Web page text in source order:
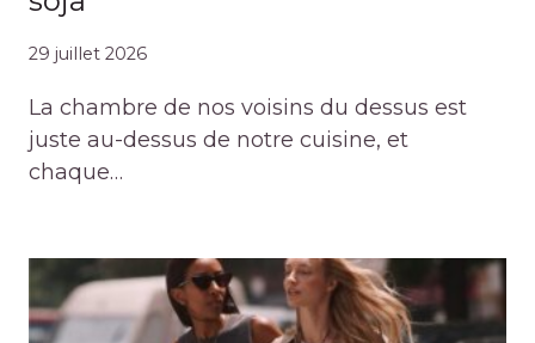
29 juillet 2026
La chambre de nos voisins du dessus est
juste au-dessus de notre cuisine, et
chaque…